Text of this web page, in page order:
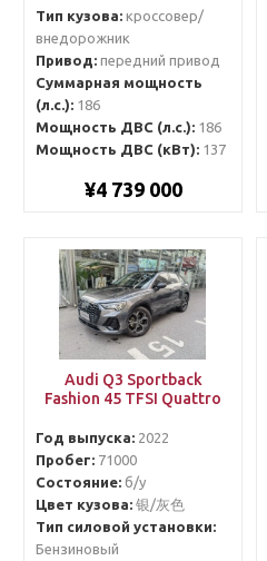
Тип кузова:кроссовер/
внедорожник
Привод:передний привод
Суммарная мощность
(л.с.):186
Мощность ДВС (л.с.):186
Мощность ДВС (кВт):137
¥4 739 000
Audi Q3 Sportback
Fashion 45 TFSI Quattro
Год выпуска:2022
Пробег:71000
Состояние:б/у
Цвет кузова:银/灰色
Тип силовой установки:
Бензиновый